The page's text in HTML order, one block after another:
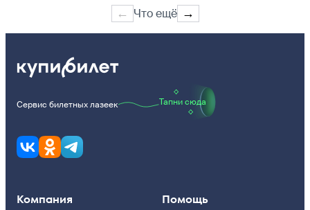
← Что ещё →
Сервис билетных лазеек Тапни сюда
Компания Помощь